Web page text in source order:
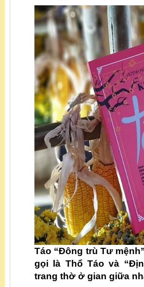
Táo “Đông trù Tư
gọi là Thổ Táo và
trang thờ ở gian giữa